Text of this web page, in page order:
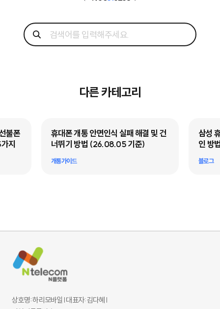
다른 카테고리
불폰
지
휴대폰 개통 안면인식 실패 해결 및 건
너뛰기 방법 (26.08.05 기준)
개통가이드
삼성
인 방
블로그
상호명: 하리모바일 l 대표자: 김다혜 l